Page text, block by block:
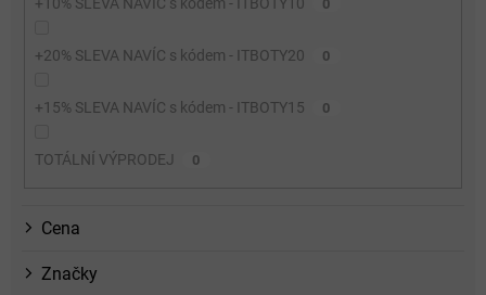
0
+20% SLEVA NAVÍC s kódem - ITBOTY20 0
+15% SLEVA NAVÍC s kódem - ITBOTY15 0
TOTÁLNÍ VÝPRODEJ 0
Cena
Značky